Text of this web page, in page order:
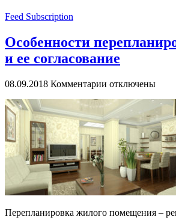
Feed Subscription
Особенности
и ее согласование
08.09.2018 Комментарии к
Особенности
перепланировки
квартир
согласование
отключены
Перепланировка жилого помещения –